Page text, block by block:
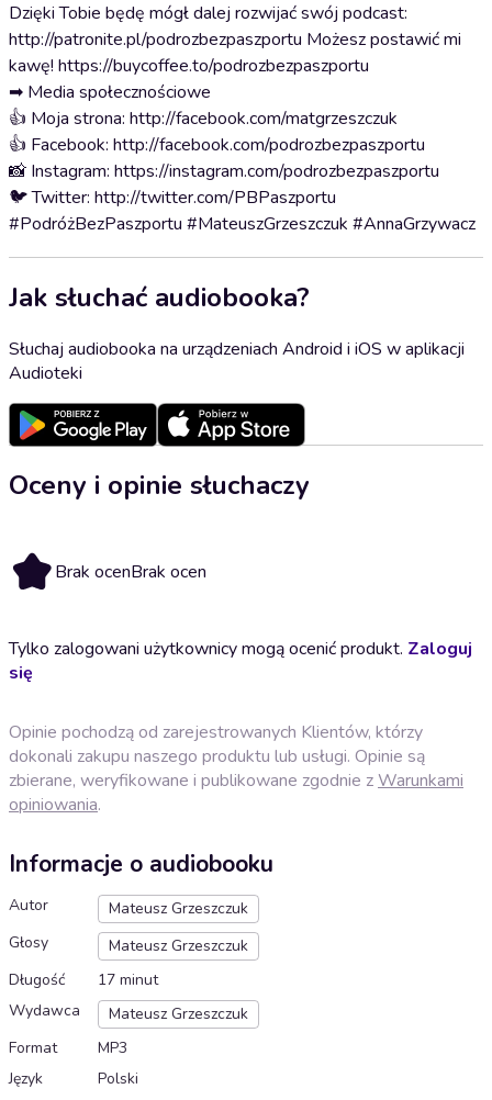
Dzięki Tobie będę mógł dalej rozwijać swój podcast:
http://patronite.pl/podrozbezpaszportu Możesz postawić mi
kawę! https://buycoffee.to/podrozbezpaszportu
➡ Media społecznościowe
👍 Moja strona: http://facebook.com/matgrzeszczuk
👍 Facebook: http://facebook.com/podrozbezpaszportu
📸 Instagram: https://instagram.com/podrozbezpaszportu
🐦 Twitter: http://twitter.com/PBPaszportu
#PodróżBezPaszportu #MateuszGrzeszczuk #AnnaGrzywacz
Jak słuchać audiobooka?
Słuchaj audiobooka na urządzeniach Android i iOS w aplikacji
Audioteki
Oceny i opinie słuchaczy
Brak ocenBrak ocen
Tylko zalogowani użytkownicy mogą ocenić produkt. Zaloguj
się
Opinie pochodzą od zarejestrowanych Klientów, którzy
dokonali zakupu naszego produktu lub usługi. Opinie są
zbierane, weryfikowane i publikowane zgodnie zWarunkami
opiniowania.
Informacje o audiobooku
Autor
Mateusz Grzeszczuk
Głosy
Mateusz Grzeszczuk
Długość
17 minut
Wydawca
Mateusz Grzeszczuk
Format
MP3
Język
Polski